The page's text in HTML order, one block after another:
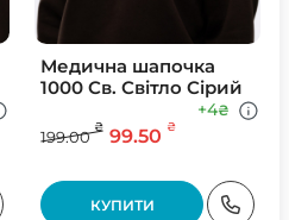
Медична шапочка
1000 Св. Свiтло Сiрий
199.00
₴ 99.50 ₴
+4₴
КУПИТИ